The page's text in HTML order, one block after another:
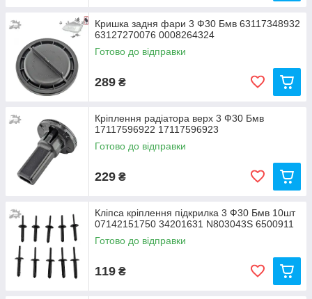
Кришка задня фари 3 Ф30 Бмв 63117348932
63127270076 0008264324
Готово до відправки
289 ₴
Кріплення радіатора верх 3 Ф30 Бмв
17117596922 17117596923
Готово до відправки
229 ₴
Кліпса кріплення підкрилка 3 Ф30 Бмв 10шт
07142151750 34201631 N803043S 6500911
Готово до відправки
119 ₴